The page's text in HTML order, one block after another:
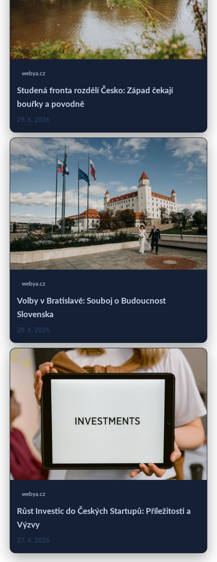
webya.cz
Studená fronta rozdělí Česko: Západ čekají
bouřky a povodně
29. 6. 2026
webya.cz
Volby v Bratislavě: Souboj o Budoucnost
Slovenska
28. 6. 2026
webya.cz
Růst Investic do Českých Startupů: Příležitosti a
Výzvy
27. 6. 2026